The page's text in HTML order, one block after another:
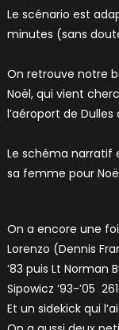
Le scénario est
minutes (sans
On retrouve notre
Noël, qui vient
l’aéroport de Dulles
Le schéma narratif
sa femme pour
On a encore une
Lorenzo (Dennis
‘83 puis Lt Norman
Sipowicz ‘93-’05
Et un sidekick qui